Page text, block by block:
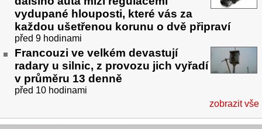
vydupané hlouposti, které vás za
každou ušetřenou korunu o dvě připraví
před 9 hodinami
Francouzi ve velkém devastují
radary u silnic, z provozu jich vyřadí
v průměru 13 denně
před 10 hodinami
zobrazit vše